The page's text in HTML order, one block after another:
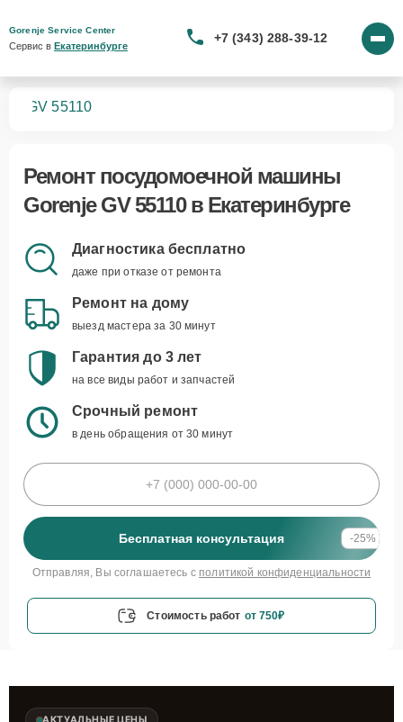
Gorenje Service Center
Сервис в Екатеринбурге
+7 (343) 288-39-12
GV 55110
Ремонт посудомоечной машины
Gorenje GV 55110в Екатеринбурге
Диагностика бесплатно
даже при отказе от ремонта
Ремонт на дому
выезд мастера за 30 минут
Гарантия до 3 лет
на все виды работ и запчастей
Срочный ремонт
в день обращения от 30 минут
Бесплатная консультация -25%
Отправляя, Вы соглашаетесь с политикой конфиденциальности
Стоимость работ от 750₽